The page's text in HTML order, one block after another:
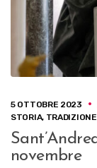
5 OTTOBRE 2023
STORIA, TRADIZIONE
novembre